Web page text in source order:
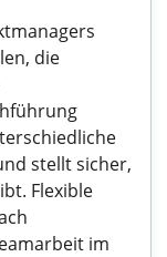
die
stellt sicher,
Flexible
im